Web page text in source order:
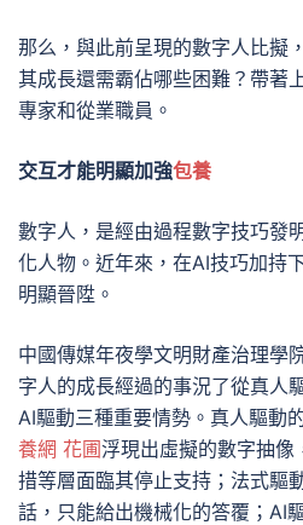
那么，與此前呈現的數字人比擬
其成長還需霸佔哪些困難？帶著
專家和從業職員。
交互才能明顯加強包養
數字人，是經由過程數字技巧發
化人物。近年來，在AI技巧加持
明顯晉陞。
中國傳媒年夜學文明財產治理學
字人的成長經過的事況了從真人
AI驅動三種重要情勢。真人驅動
養網 花圃浮現出虛擬的數字抽像
措等層面臨其停止支持；法式驅
話，只能給出機械化的答覆；AI